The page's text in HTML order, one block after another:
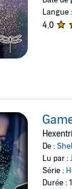
Langue
4,0
De :
Lu par :
Série :
Durée :